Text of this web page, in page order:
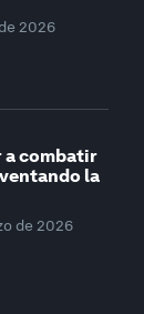
2026
a combatir
la
de 2026